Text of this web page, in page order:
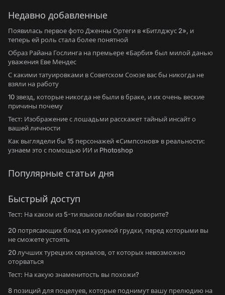
Недавно добавленные
Появилась первое фото Дженны Ортеги в «Битлджус 2», и
теперь ей роль стала более понятной
Образ Райана Гослинга на премьере «Барби» был милой данью
уважения Еве Мендес
С какими татуировками в Советском Союзе вас бы никогда не
взяли на работу
10 звезд, которые никогда не были в браке, и их очень веские
причины почему
Тест: Изображение с лошадьми расскажет тайный инсайт о
вашей личности
Как выглядели бы 15 персонажей «Симпсонов» в реальности:
узнаем это с помощью ИИ и Photoshop
Популярные статьи дня
Быстрый доступ
Тест: На каком из 5-ти языков любви вы говорите?
20 потрясающих блюд из куриной грудки, перед которыми вы
не сможете устоять
20 лучших турецких сериалов, от которых невозможно
оторваться
Тест: На какую знаменитость вы похожи?
8 позиций для поцелуев, которые поднимут вашу прелюдию на